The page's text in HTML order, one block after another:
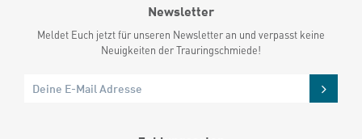
Newsletter
Meldet Euch jetzt für unseren Newsletter an und verpasst keine
Neuigkeiten der Trauringschmiede!